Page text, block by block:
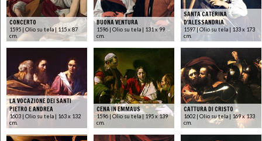
CONCERTO
1595 | Olio su tela | 115 x 87
cm.
BUONA VENTURA
1596 | Olio su tela | 131 x 99
cm.
SANTA CATERINA
D'ALESSANDRIA
1597 | Olio su tela | 133 x 173
cm.
LA VOCAZIONE DEI SANTI
PIETRO E ANDREA
1603 | Olio su tela | 163 x 132
cm.
CENA IN EMMAUS
1596 | Olio su tela | 195 x 139
cm.
CATTURA DI CRISTO
1602 | Olio su tela | 169 x 133
cm.